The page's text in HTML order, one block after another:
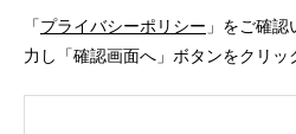
「プライバシーポリシー 」をご確
力し「確認画面へ」ボタンをクリッ